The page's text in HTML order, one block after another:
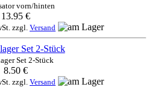
vorn/hinten
13.95 €
zzgl. Versand
Set 2-Stück
8.50 €
zzgl. Versand